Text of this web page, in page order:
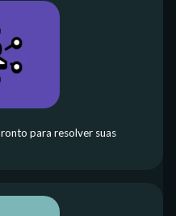
para resolver suas